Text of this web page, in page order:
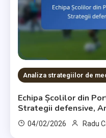
Analiza strategiilor de
Echipa Școlilor din
Strategii defensive,
04/02/2026 Radu